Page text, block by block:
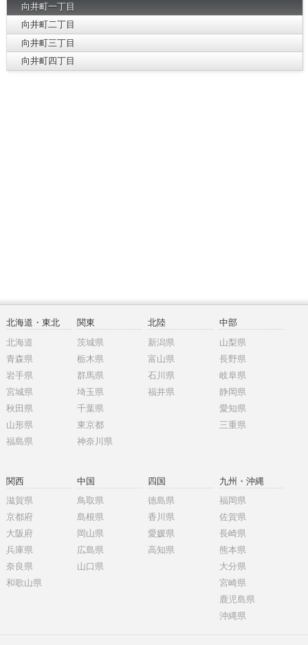
向井町一丁目
向井町二丁目
向井町三丁目
向井町四丁目
北海道・東北
北海道
青森県
岩手県
宮城県
秋田県
山形県
福島県
関東
茨城県
栃木県
群馬県
埼玉県
千葉県
東京都
神奈川県
北陸
新潟県
富山県
石川県
福井県
中部
山梨県
長野県
岐阜県
静岡県
愛知県
三重県
関西
滋賀県
京都府
大阪府
兵庫県
奈良県
和歌山県
中国
鳥取県
島根県
岡山県
広島県
山口県
四国
徳島県
香川県
愛媛県
高知県
九州・沖縄
福岡県
佐賀県
長崎県
熊本県
大分県
宮崎県
鹿児島県
沖縄県